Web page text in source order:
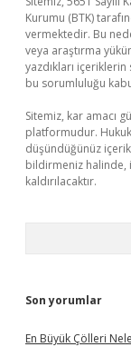
Kurumu (BTK)
vermektedir. Bu
veya araştırma
yazdıkları
bu sorumluluğu
Sitemiz, kar amacı
platformudur.
düşündüğünüz
bildirmeniz halinde,
kaldırılacaktır.
Son yorumlar
En Büyük Çölleri